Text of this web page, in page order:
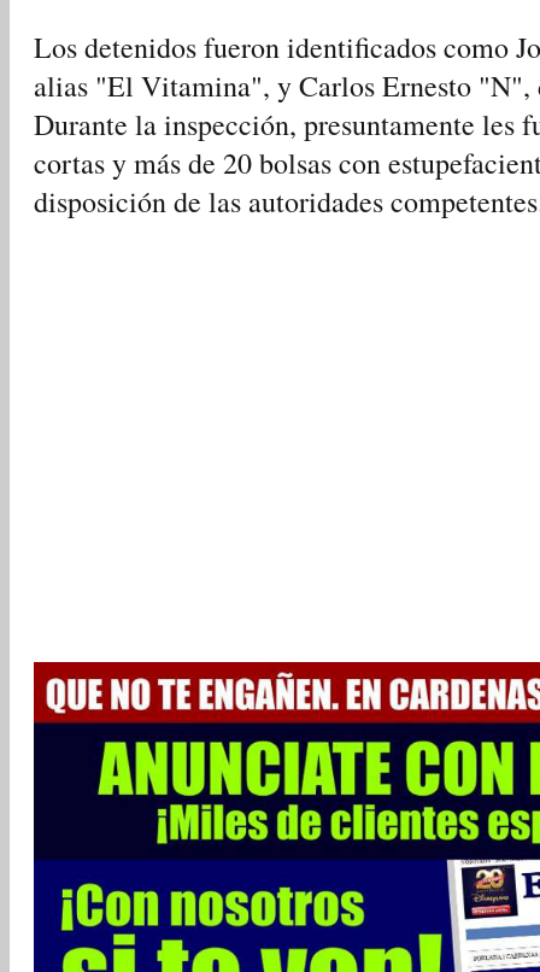
Los detenidos fueron identificados como
alias "El Vitamina", y Carlos Ernesto "N",
Durante la inspección, presuntamente les
cortas y más de 20 bolsas con
disposición de las autoridades